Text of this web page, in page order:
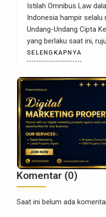
Istilah Omnibus Law
Indonesia hampir selalu
Undang-Undang Cipta
yang berlaku saat ini,
Undang-Undang Nomor
penetapan Perppu Cipta
undang. Dari sudut
menempatkan rezim ini
menyederhanakan
perizinan berusaha, dan
SELENGKAPNYA
Komentar (0)
Saat ini belum ada